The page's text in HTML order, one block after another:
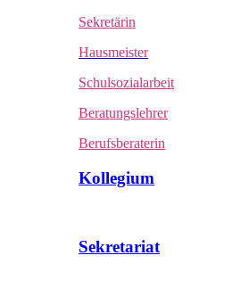
Sekretärin
Hausmeister
Schulsozialarbeit
Beratungslehrer
Berufsberaterin
Kollegium
Sekretariat